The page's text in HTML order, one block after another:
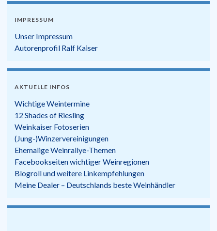
IMPRESSUM
Unser Impressum
Autorenprofil Ralf Kaiser
AKTUELLE INFOS
Wichtige Weintermine
12 Shades of Riesling
Weinkaiser Fotoserien
(Jung-)Winzervereinigungen
Ehemalige Weinrallye-Themen
Facebookseiten wichtiger Weinregionen
Blogroll und weitere Linkempfehlungen
Meine Dealer – Deutschlands beste Weinhändler